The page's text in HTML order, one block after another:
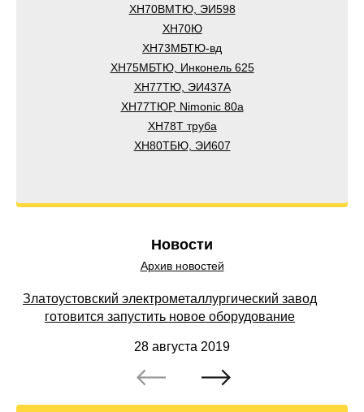
ХН70ВМТЮ, ЭИ598
ХН70Ю
ХН73МБТЮ-вд
ХН75МБТЮ, Инконель 625
ХН77ТЮ, ЭИ437А
ХН77ТЮР, Nimonic 80a
ХН78Т труба
ХН80ТБЮ, ЭИ607
Новости
Архив новостей
Златоустовский электрометаллургический завод
готовится запустить новое оборудование
28 августа 2019